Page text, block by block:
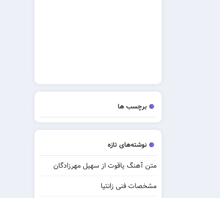
برچسب ها
نوشته‌های تازه
متن آهنگ یاقوت از سهیل مهرزادگان
مشخصات فنی زانتیا